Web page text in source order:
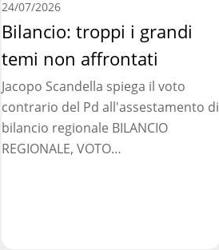
troppi
i
temi
non
affrontati
24/07/2026
Bilancio: troppi i grandi
temi non affrontati
Jacopo Scandella spiega il voto
contrario del Pd all'assestamento di
bilancio regionale BILANCIO
REGIONALE, VOTO…